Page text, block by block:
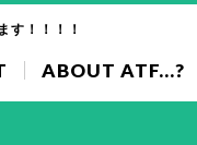
す！！！！
ABOUT ATF...?